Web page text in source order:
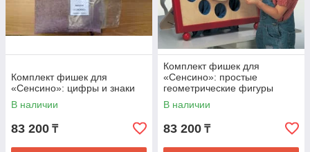
Комплект фишек для
«Сенсино»: цифры и знаки
В наличии
83 200 ₸
Комплект фишек для
«Сенсино»: простые
геометрические фигуры
В наличии
83 200 ₸